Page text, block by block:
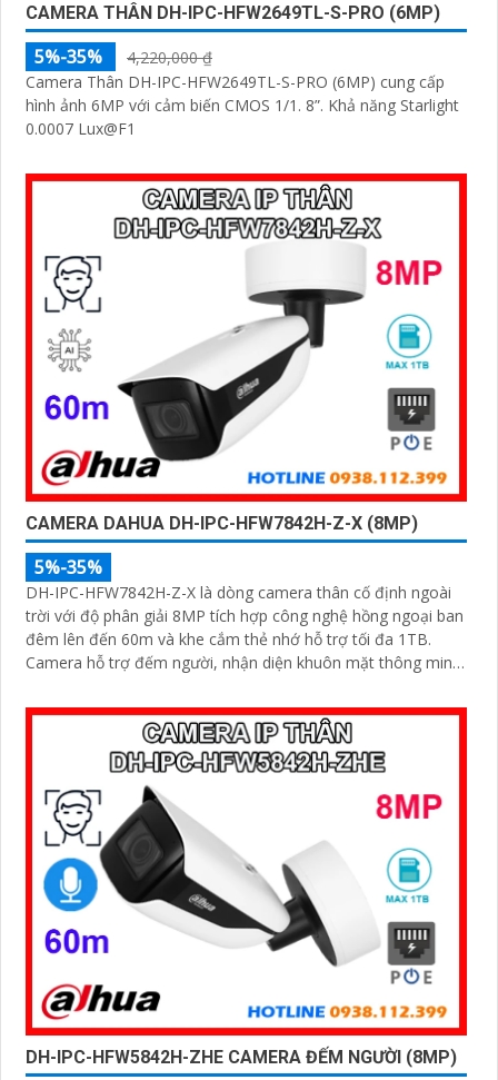
CAMERA THÂN DH-IPC-HFW2649TL-S-PRO (6MP)
5%-35%
4,220,000 ₫
Camera Thân DH-IPC-HFW2649TL-S-PRO (6MP) cung cấp
hình ảnh 6MP với cảm biến CMOS 1/1. 8”. Khả năng Starlight
0.0007 Lux@F1
CAMERA DAHUA DH-IPC-HFW7842H-Z-X (8MP)
5%-35%
DH-IPC-HFW7842H-Z-X là dòng camera thân cố định ngoài
trời với độ phân giải 8MP tích hợp công nghệ hồng ngoại ban
đêm lên đến 60m và khe cắm thẻ nhớ hỗ trợ tối đa 1TB.
Camera hỗ trợ đếm người, nhận diện khuôn mặt thông minh,
cho các khu vực giám sát ngoài trời, hỗ trợ tính năng quản lý
chỗ đỗ xe hiệu quả cho các bãi giữ xe
DH-IPC-HFW5842H-ZHE CAMERA ĐẾM NGƯỜI (8MP)